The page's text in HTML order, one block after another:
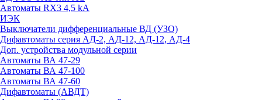
Автоматы RX3 4,5 kA
ИЭК
Выключатели дифференциальные ВД (УЗО)
Дифавтоматы серия АД-2, АД-12, АД-12, АД-4
Доп. устройства модульной серии
Автоматы ВА 47-29
Автоматы ВА 47-100
Автоматы ВА 47-60
Дифавтоматы (АВДТ)